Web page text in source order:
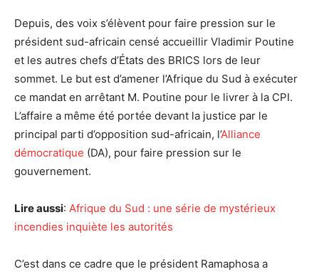
Depuis, des voix s’élèvent pour faire pression sur le
président sud-africain censé accueillir Vladimir Poutine
et les autres chefs d’États des BRICS lors de leur
sommet. Le but est d’amener l’Afrique du Sud à exécuter
ce mandat en arrêtant M. Poutine pour le livrer à la CPI.
L’affaire a même été portée devant la justice par le
principal parti d’opposition sud-africain, l’Alliance
démocratique (DA), pour faire pression sur le
gouvernement.
Lire aussi: Afrique du Sud : une série de mystérieux
incendies inquiète les autorités
C’est dans ce cadre que le président Ramaphosa a